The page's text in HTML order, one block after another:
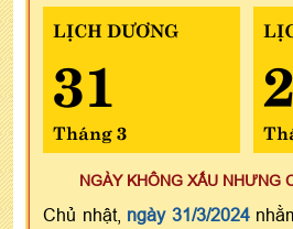
LỊCH DƯƠNG
31
Tháng 3
NGÀY KHÔNG XẤU NHƯNG
Chủ nhật, ngày 31/3/2024